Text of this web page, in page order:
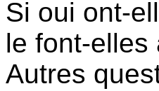
Si oui ont-
le font-elles
Autres